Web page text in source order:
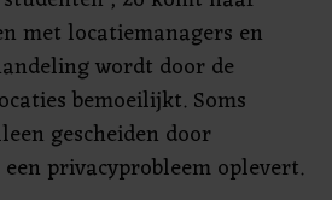
met locatiemanagers en
wordt door de
bemoeilijkt. Soms
gescheiden door
privacyprobleem oplevert.